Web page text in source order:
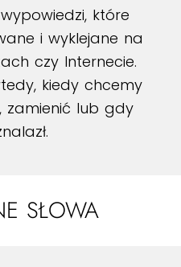
które
i wyklejane na
czy Internecie.
kiedy chcemy
zamienić lub gdy
SŁOWA